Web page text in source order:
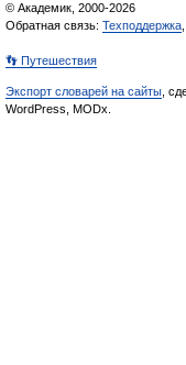
© Академик, 2000-2026
Обратная связь: Техподдержка
👣 Путешествия
Экспорт словарей на сайты ,
WordPress, MODx.